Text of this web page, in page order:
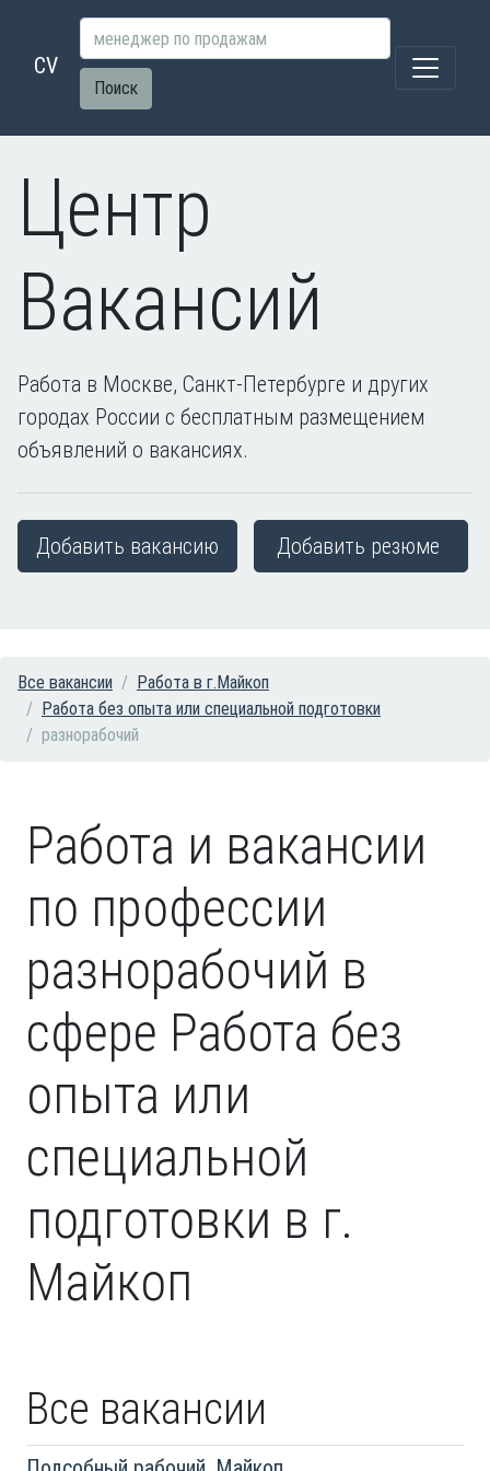
CV
Поиск
Центр
Вакансий
Работа в Москве, Санкт-Петербурге и других
городах России с бесплатным размещением
объявлений о вакансиях.
Добавить вакансию Добавить резюме
Все вакансии
Работа в г.Майкоп
Работа без опыта или специальной подготовки
разнорабочий
Работа и вакансии
по профессии
разнорабочий в
сфере Работа без
опыта или
специальной
подготовки в г.
Майкоп
Все вакансии